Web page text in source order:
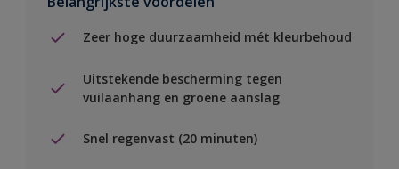
Zeer hoge duurzaamheid mét kleurbehoud
Uitstekende bescherming tegen
vuilaanhang en groene aanslag
Snel regenvast (20 minuten)